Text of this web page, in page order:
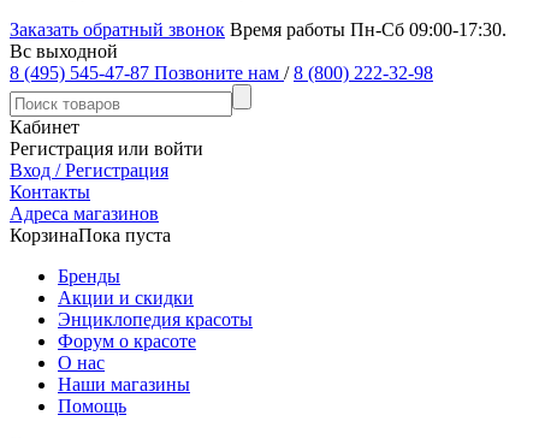
Заказать обратный звонок Время работы Пн-Сб 09:00-17:30.
Вс выходной
8 (495) 545-47-87 Позвоните нам / 8 (800) 222-32-98
Кабинет
Регистрация или войти
Вход / Регистрация
Контакты
Адреса магазинов
КорзинаПока пуста
Бренды
Акции и скидки
Энциклопедия красоты
Форум о красоте
О нас
Наши магазины
Помощь